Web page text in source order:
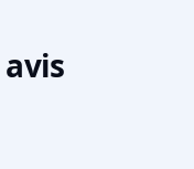
avis